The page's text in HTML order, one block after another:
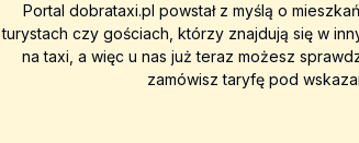
Portal dobrataxi.pl powstał z myślą o
turystach czy gościach, którzy znajdują się w
na taxi, a więc u nas już teraz możesz
zamówisz taryfę pod